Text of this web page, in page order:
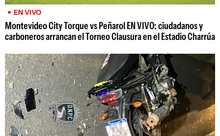
EN VIVO
Montevideo City Torque vs Peñarol EN VIVO: ciudadanos y
carboneros arrancan el Torneo Clausura en el Estadio Charrúa